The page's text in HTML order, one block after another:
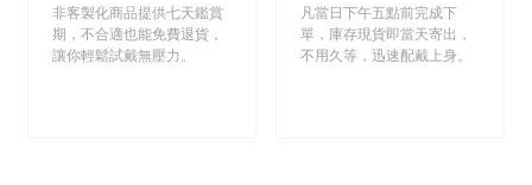
非客製化商品提供七天鑑賞
期，不合適也能免費退貨，
讓你輕鬆試戴無壓力。
凡當日下午五點前完成下
單，庫存現貨即當天寄出，
不用久等，迅速配戴上身。